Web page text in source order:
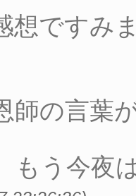
想ですみ
師の言葉
もう今夜